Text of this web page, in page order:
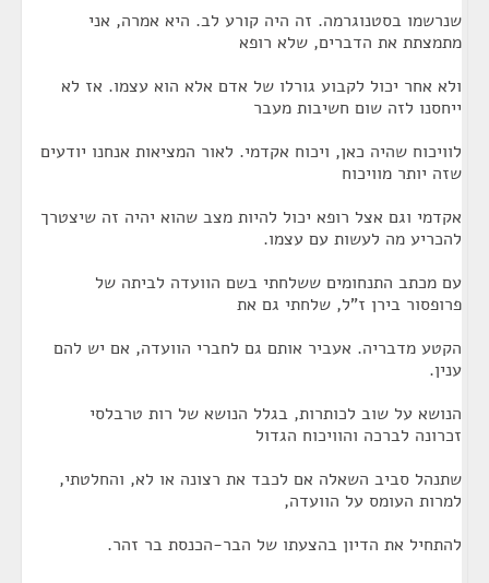
שנרשמו בסטנוגרמה. זה היה קורע לב. היא אמרה, אני
מתמצתת את הדברים, שלא רופא
ולא אחר יכול לקבוע גורלו של אדם אלא הוא עצמו. אז לא
ייחסנו לזה שום חשיבות מעבר
לוויכוח שהיה כאן, ויכוח אקדמי. לאור המציאות אנחנו יודעים
שזה יותר מוויכוח
אקדמי וגם אצל רופא יכול להיות מצב שהוא יהיה זה שיצטרך
להכריע מה לעשות עם עצמו.
עם מכתב התנחומים ששלחתי בשם הוועדה לביתה של
פרופסור בירן ז"ל, שלחתי גם את
הקטע מדבריה. אעביר אותם גם לחברי הוועדה, אם יש להם
ענין.
הנושא על שוב לכותרות, בגלל הנושא של רות טרבלסי
זכרונה לברכה והוויכוח הגדול
שתנהל סביב השאלה אם לכבד את רצונה או לא, והחלטתי,
למרות העומס על הוועדה,
להתחיל את הדיון בהצעתו של הבר-הכנסת בר זהר.